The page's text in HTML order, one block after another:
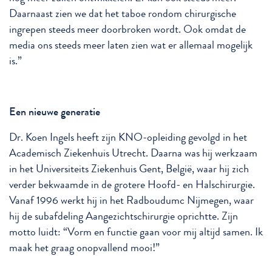
Daarnaast zien we dat het taboe rondom chirurgische
ingrepen steeds meer doorbroken wordt. Ook omdat de
media ons steeds meer laten zien wat er allemaal mogelijk
is.”
Een nieuwe generatie
Dr. Koen Ingels heeft zijn KNO-opleiding gevolgd in het
Academisch Ziekenhuis Utrecht. Daarna was hij werkzaam
in het Universiteits Ziekenhuis Gent, België, waar hij zich
verder bekwaamde in de grotere Hoofd- en Halschirurgie.
Vanaf 1996 werkt hij in het Radboudumc Nijmegen, waar
hij de subafdeling Aangezichtschirurgie oprichtte. Zijn
motto luidt: “Vorm en functie gaan voor mij altijd samen. Ik
maak het graag onopvallend mooi!”